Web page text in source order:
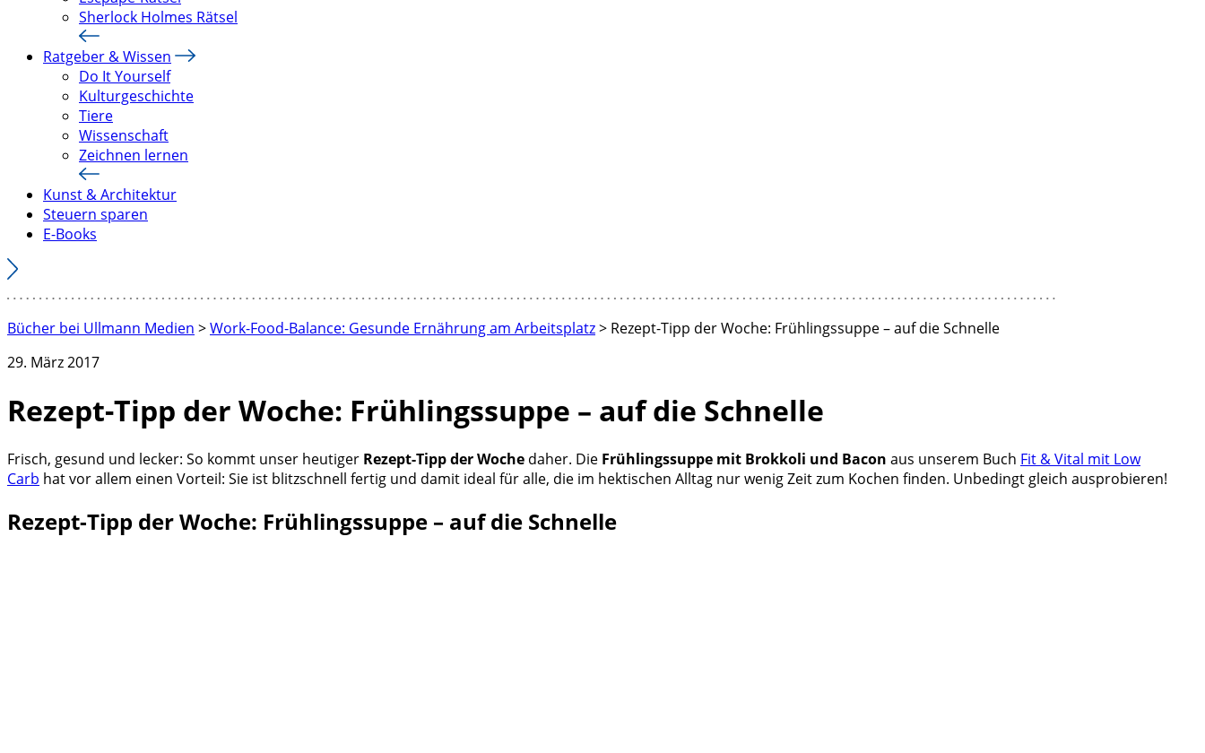
Sherlock Holmes Rätsel
Ratgeber & Wissen
Do It Yourself
Kulturgeschichte
Tiere
Wissenschaft
Zeichnen lernen
Kunst & Architektur
Steuern sparen
E-Books
Bücher bei Ullmann Medien >Work-Food-Balance: Gesunde Ernährung am Arbeitsplatz> Rezept-Tipp der Woche: Frühlingssuppe – auf die Schnelle
29. März 2017
Rezept-Tipp der Woche: Frühlingssuppe – auf die Schnelle
Frisch, gesund und lecker: So kommt unser heutiger Rezept-Tipp der Woche daher. Die Frühlingssuppe mit Brokkoli und Bacon aus unserem Buch Fit & Vital mit Low
Carb hat vor allem einen Vorteil: Sie ist blitzschnell fertig und damit ideal für alle, die im hektischen Alltag nur wenig Zeit zum Kochen finden. Unbedingt gleich ausprobieren!
Rezept-Tipp der Woche: Frühlingssuppe – auf die Schnelle